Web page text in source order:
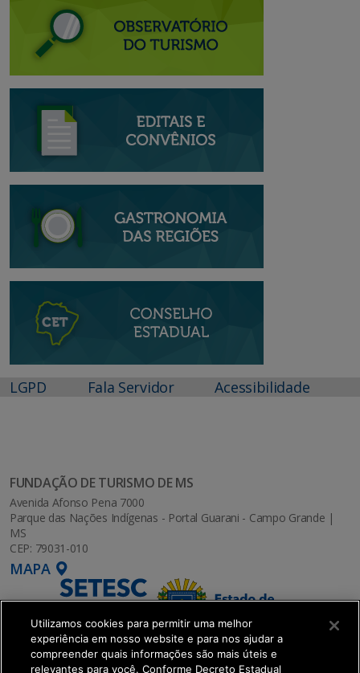
LGPD Fala Servidor Acessibilidade
FUNDAÇÃO DE TURISMO DE MS
Avenida Afonso Pena 7000
Parque das Nações Indígenas - Portal Guarani - Campo Grande |
MS
CEP: 79031-010
MAPA
Utilizamos cookies para permitir uma melhor
experiência em nosso website e para nos ajudar a
compreender quais informações são mais úteis e
relevantes para você. Conforme Decreto Estadual